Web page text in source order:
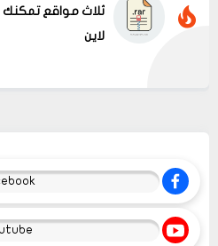
ثلاث مواقع
لاين